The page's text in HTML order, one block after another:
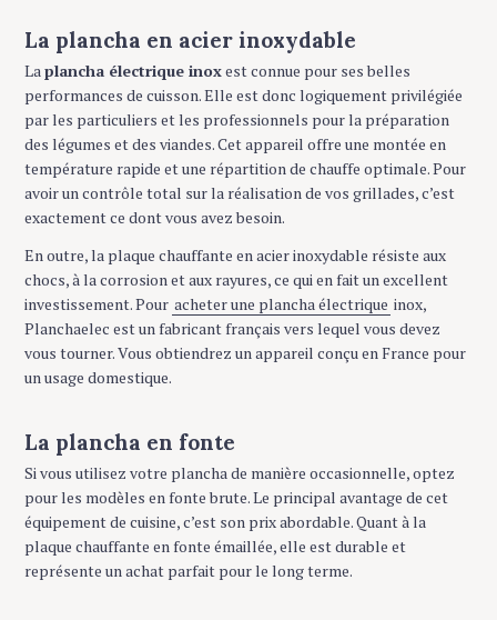
La plancha en acier inoxydable
La plancha électrique inoxest connue pour ses belles
performances de cuisson. Elle est donc logiquement privilégiée
par les particuliers et les professionnels pour la préparation
des légumes et des viandes. Cet appareil offre une montée en
température rapide et une répartition de chauffe optimale. Pour
avoir un contrôle total sur la réalisation de vos grillades, c’est
exactement ce dont vous avez besoin.
En outre, la plaque chauffante en acier inoxydable résiste aux
chocs, à la corrosion et aux rayures, ce qui en fait un excellent
investissement. Pour acheter une plancha électrique inox,
Planchaelec est un fabricant français vers lequel vous devez
vous tourner. Vous obtiendrez un appareil conçu en France pour
un usage domestique.
La plancha en fonte
Si vous utilisez votre plancha de manière occasionnelle, optez
pour les modèles en fonte brute. Le principal avantage de cet
équipement de cuisine, c’est son prix abordable. Quant à la
plaque chauffante en fonte émaillée, elle est durable et
représente un achat parfait pour le long terme.